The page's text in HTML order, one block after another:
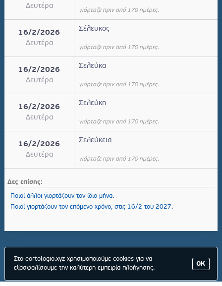
Δευτέρα
γιόρταζε πριν από 170 ημέρες.
16/2/2026
Δευτέρα
Σέλευκος
γιόρταζε πριν από 170 ημέρες.
16/2/2026
Δευτέρα
Σελεύκα
γιόρταζε πριν από 170 ημέρες.
16/2/2026
Δευτέρα
Σελεύκη
γιόρταζε πριν από 170 ημέρες.
16/2/2026
Δευτέρα
Σελεύκεια
γιόρταζε πριν από 170 ημέρες.
Δες επίσης:
Ποιοί άλλοι γιορτάζουν τον ίδιο μήνα.
Ποιοί γιορτάζουν τον επόμενο χρόνο, στις 16/2 του 2027.
ΟΚ
Στο eortologio.xyz χρησιμοποιούμε cookies για να
εξασφαλίσουμε την καλύτερη εμπειρία πλοήγησης.